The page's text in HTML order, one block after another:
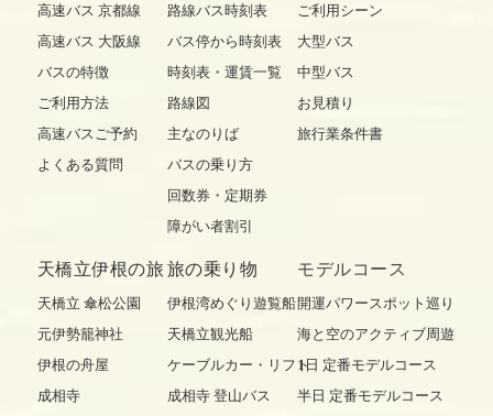
高速バス 京都線
高速バス 大阪線
バスの特徴
ご利用方法
高速バスご予約
よくある質問
路線バス時刻表
バス停から時刻表
時刻表・運賃一覧
路線図
主なのりば
バスの乗り方
回数券・定期券
障がい者割引
ご利用シーン
大型バス
中型バス
お見積り
旅行業条件書
天橋立伊根の旅
天橋立 傘松公園
元伊勢籠神社
伊根の舟屋
成相寺
旅の乗り物
伊根湾めぐり遊覧船
天橋立観光船
ケーブルカー・リフト
成相寺 登山バス
モデルコース
開運パワースポット巡り
海と空のアクティブ周遊
1日 定番モデルコース
半日 定番モデルコース